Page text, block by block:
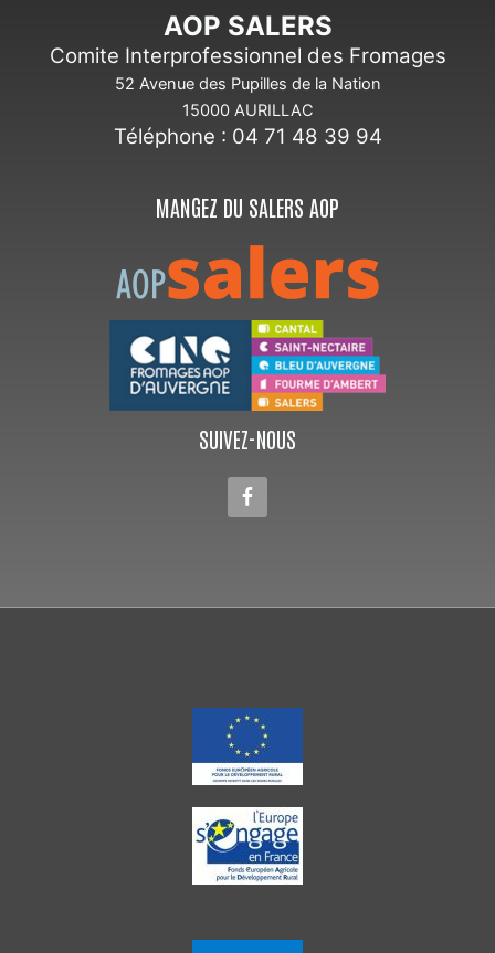
AOP SALERS
Comite Interprofessionnel des Fromages
52 Avenue des Pupilles de la Nation
15000 AURILLAC
Téléphone : 04 71 48 39 94
MANGEZ DU SALERS AOP
SUIVEZ-NOUS